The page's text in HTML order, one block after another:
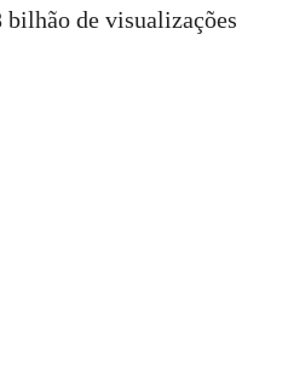
bilhão de visualizações